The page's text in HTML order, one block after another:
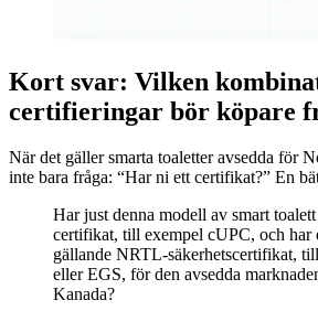
Kort svar: Vilken
certifieringar bör köpare
När det gäller smarta toaletter avsedda för
inte bara fråga: “Har ni ett certifikat?” En
Har just denna modell av smart
certifikat, till exempel cUPC, och har
gällande NRTL-säkerhetscertifikat,
eller EGS, för den avsedda
Kanada?